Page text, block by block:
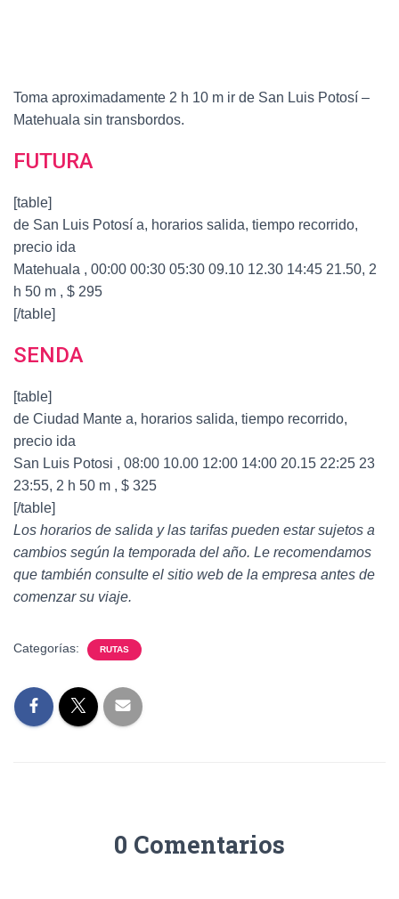
Toma aproximadamente 2 h 10 m ir de San Luis Potosí –
Matehuala sin transbordos.
FUTURA
[table]
de San Luis Potosí a, horarios salida, tiempo recorrido,
precio ida
Matehuala , 00:00 00:30 05:30 09.10 12.30 14:45 21.50, 2
h 50 m , $ 295
[/table]
SENDA
[table]
de Ciudad Mante a, horarios salida, tiempo recorrido,
precio ida
San Luis Potosi , 08:00 10.00 12:00 14:00 20.15 22:25 23
23:55, 2 h 50 m , $ 325
[/table]
Los horarios de salida y las tarifas pueden estar sujetos a
cambios según la temporada del año. Le recomendamos
que también consulte el sitio web de la empresa antes de
comenzar su viaje.
Categorías: RUTAS
0 Comentarios